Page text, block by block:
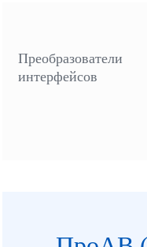
Преобразователи
интерфейсов